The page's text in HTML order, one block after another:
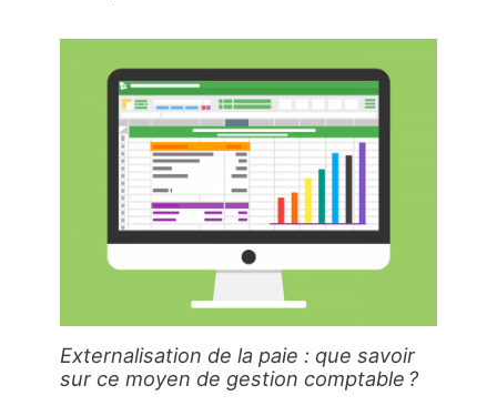
Externalisation de la paie : que savoir
sur ce moyen de gestion comptable ?